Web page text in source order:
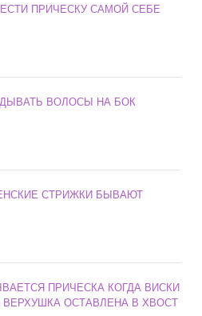
ПРИЧЕСКУ САМОЙ СЕБЕ
ВОЛОСЫ НА БОК
СТРИЖКИ БЫВАЮТ
ПРИЧЕСКА КОГДА ВИСКИ
ОСТАВЛЕНА В ХВОСТ